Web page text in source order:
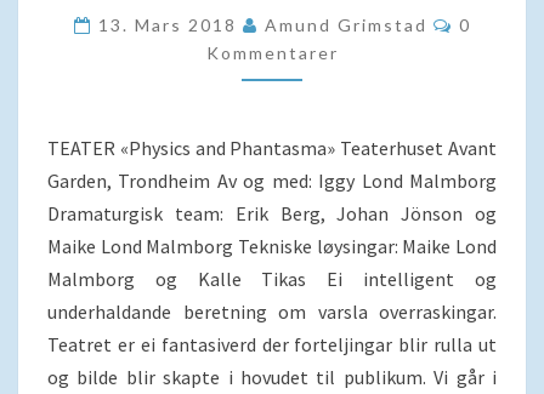
DET
ER
SANT?
13. Mars 2018 Amund Grimstad
0
Kommentarer
TEATER «Physics and Phantasma» Teaterhuset Avant
Garden, Trondheim Av og med: Iggy Lond Malmborg
Dramaturgisk team: Erik Berg, Johan Jönson og
Maike Lond Malmborg Tekniske løysingar: Maike Lond
Malmborg og Kalle Tikas Ei intelligent og
underhaldande beretning om varsla overraskingar.
Teatret er ei fantasiverd der forteljingar blir rulla ut
og bilde blir skapte i hovudet til publikum. Vi går i